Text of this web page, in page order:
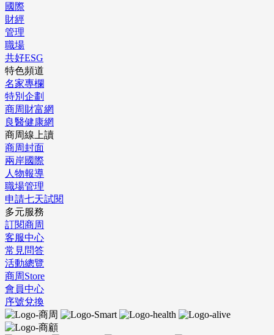
國際
財經
管理
職場
共好ESG
特色頻道
名家專欄
特別企劃
商周財富網
良醫健康網
商周線上讀
商周封面
兩岸國際
人物報導
職場管理
申請七天試閱
多元服務
訂閱商周
客服中心
常見問答
活動總覽
商周Store
會員中心
序號兌換